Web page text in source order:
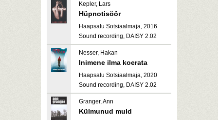
Kepler, Lars
Hüpnotisöör
Haapsalu Sotsiaalmaja, 2016
Sound recording, DAISY 2.02
Nesser, Hakan
Inimene ilma koerata
Haapsalu Sotsiaalmaja, 2020
Sound recording, DAISY 2.02
Granger, Ann
Külmunud muld